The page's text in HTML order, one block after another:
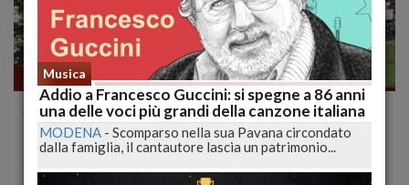
Amici Animali
Ancora Una Cagnolina in Casa di Berlusconi,
è Harley
Musica
Addio a Francesco Guccini: si spegne a 86 anni
una delle voci più grandi della canzone italiana
MODENA - Scomparso nella sua Pavana circondato
dalla famiglia, il cantautore lascia un patrimonio...